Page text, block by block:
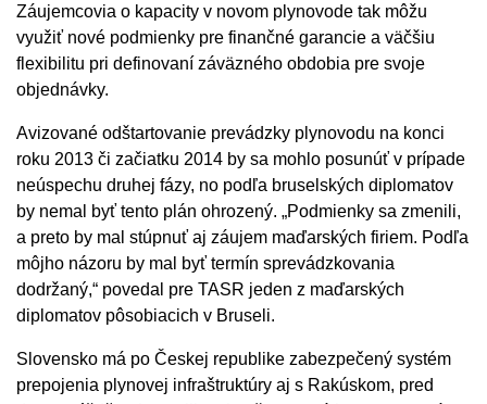
Záujemcovia o kapacity v novom plynovode tak môžu
využiť nové podmienky pre finančné garancie a väčšiu
flexibilitu pri definovaní záväzného obdobia pre svoje
objednávky.
Avizované odštartovanie prevádzky plynovodu na konci
roku 2013 či začiatku 2014 by sa mohlo posunúť v prípade
neúspechu druhej fázy, no podľa bruselských diplomatov
by nemal byť tento plán ohrozený. „Podmienky sa zmenili,
a preto by mal stúpnuť aj záujem maďarských firiem. Podľa
môjho názoru by mal byť termín sprevádzkovania
dodržaný,“ povedal pre TASR jeden z maďarských
diplomatov pôsobiacich v Bruseli.
Slovensko má po Českej republike zabezpečený systém
prepojenia plynovej infraštruktúry aj s Rakúskom, pred